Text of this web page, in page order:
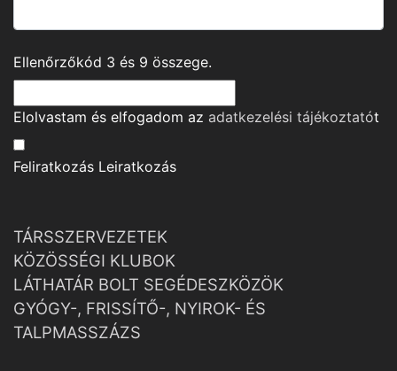
Ellenőrzőkód 3 és 9 összege.
Elolvastam és elfogadom az adatkezelési tájékoztatót
Feliratkozás Leiratkozás
TÁRSSZERVEZETEK
KÖZÖSSÉGI KLUBOK
LÁTHATÁR BOLT SEGÉDESZKÖZÖK
GYÓGY-, FRISSÍTŐ-, NYIROK- ÉS
TALPMASSZÁZS